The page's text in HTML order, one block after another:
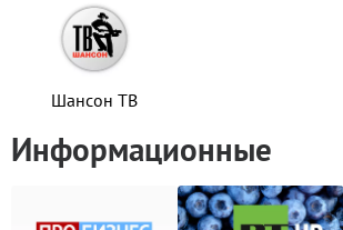
Шансон ТВ
Информационные